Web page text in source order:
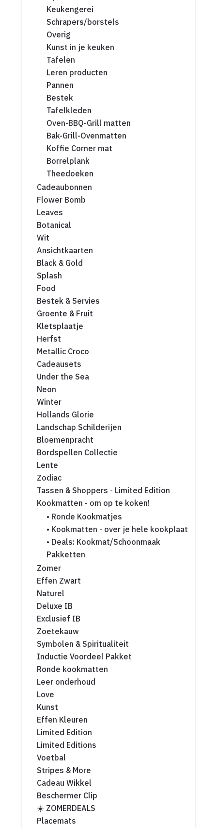
Keukengerei
Schrapers/borstels
Overig
Kunst in je keuken
Tafelen
Leren producten
Pannen
Bestek
Tafelkleden
Oven-BBQ-Grill matten
Bak-Grill-Ovenmatten
Koffie Corner mat
Borrelplank
Theedoeken
Cadeaubonnen
Flower Bomb
Leaves
Botanical
Wit
Ansichtkaarten
Black & Gold
Splash
Food
Bestek & Servies
Groente & Fruit
Kletsplaatje
Herfst
Metallic Croco
Cadeausets
Under the Sea
Neon
Winter
Hollands Glorie
Landschap Schilderijen
Bloemenpracht
Bordspellen Collectie
Lente
Zodiac
Tassen & Shoppers - Limited Edition
Kookmatten - om op te koken!
• Ronde Kookmatjes
• Kookmatten - over je hele kookplaat
• Deals: Kookmat/Schoonmaak
Pakketten
Zomer
Effen Zwart
Naturel
Deluxe IB
Exclusief IB
Zoetekauw
Symbolen & Spiritualiteit
Inductie Voordeel Pakket
Ronde kookmatten
Leer onderhoud
Love
Kunst
Effen Kleuren
Limited Edition
Limited Editions
Voetbal
Stripes & More
Cadeau Wikkel
Beschermer Clip
☀️ ZOMERDEALS
Placemats